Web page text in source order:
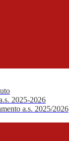
2025-2026
a.s. 2025/2026